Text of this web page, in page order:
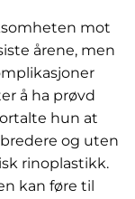
mot
årene, men
å ha prøvd
hun at
og uten
rinoplastikk.
kan føre til